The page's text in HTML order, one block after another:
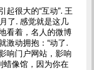
起很大的“互动”. 王
了. 感觉就是这几
看着，名人的微博
激动拥抱：“动了.
响门户网站，影响
蜡像馆，因为你在